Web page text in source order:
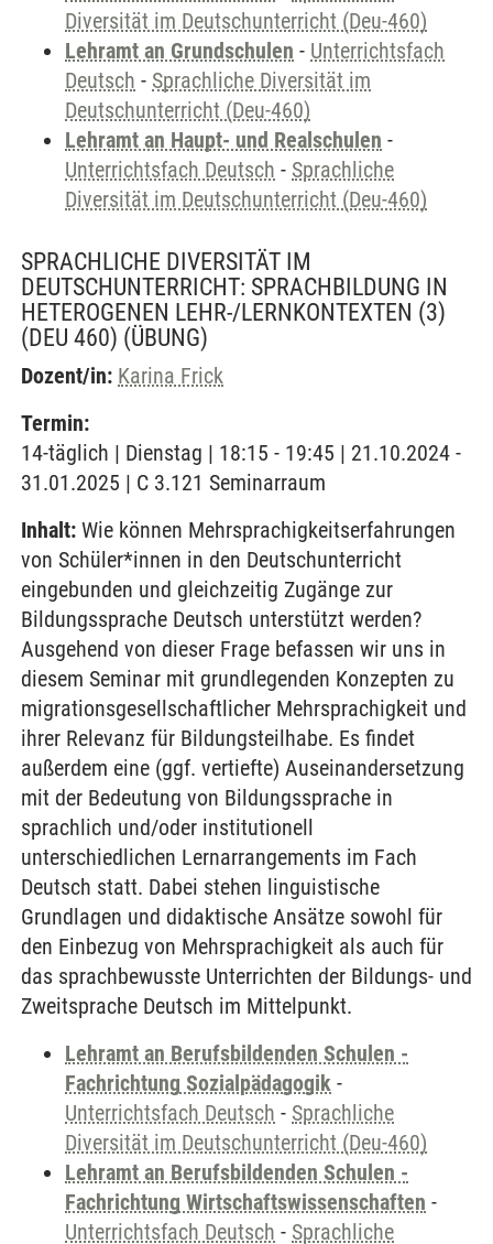
Diversität im Deutschunterricht (Deu-460)
Lehramt an Grundschulen - Unterrichtsfach
Deutsch - Sprachliche Diversität im
Deutschunterricht (Deu-460)
Lehramt an Haupt- und Realschulen -
Unterrichtsfach Deutsch - Sprachliche
Diversität im Deutschunterricht (Deu-460)
SPRACHLICHE DIVERSITÄT IM
DEUTSCHUNTERRICHT: SPRACHBILDUNG IN
HETEROGENEN LEHR-/LERNKONTEXTEN (3)
(DEU 460) (ÜBUNG)
Dozent/in: Karina Frick
Termin:
14-täglich | Dienstag | 18:15 - 19:45 | 21.10.2024 -
31.01.2025 | C 3.121 Seminarraum
Inhalt: Wie können Mehrsprachigkeitserfahrungen
von Schüler*innen in den Deutschunterricht
eingebunden und gleichzeitig Zugänge zur
Bildungssprache Deutsch unterstützt werden?
Ausgehend von dieser Frage befassen wir uns in
diesem Seminar mit grundlegenden Konzepten zu
migrationsgesellschaftlicher Mehrsprachigkeit und
ihrer Relevanz für Bildungsteilhabe. Es findet
außerdem eine (ggf. vertiefte) Auseinandersetzung
mit der Bedeutung von Bildungssprache in
sprachlich und/oder institutionell
unterschiedlichen Lernarrangements im Fach
Deutsch statt. Dabei stehen linguistische
Grundlagen und didaktische Ansätze sowohl für
den Einbezug von Mehrsprachigkeit als auch für
das sprachbewusste Unterrichten der Bildungs- und
Zweitsprache Deutsch im Mittelpunkt.
Lehramt an Berufsbildenden Schulen -
Fachrichtung Sozialpädagogik -
Unterrichtsfach Deutsch - Sprachliche
Diversität im Deutschunterricht (Deu-460)
Lehramt an Berufsbildenden Schulen -
Fachrichtung Wirtschaftswissenschaften -
Unterrichtsfach Deutsch - Sprachliche